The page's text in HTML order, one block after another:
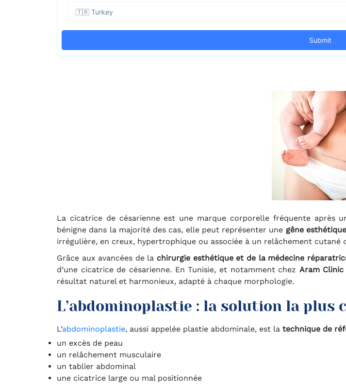
La cicatrice de césarienne est une marque corporelle fréquente après
bénigne dans la majorité des cas, elle peut représenter une gêne
irrégulière, en creux, hypertrophique ou associée à un relâchement cutané
Grâce aux avancées de la chirurgie esthétique et de la médecine
d’une cicatrice de césarienne. En Tunisie, et notamment chez Aram Clinic
résultat naturel et harmonieux, adapté à chaque morphologie.
L’abdominoplastie : la solution la plus
L’abdominoplastie, aussi appelée plastie abdominale, est la technique de
un excès de peau
un relâchement musculaire
un tablier abdominal
une cicatrice large ou mal positionnée